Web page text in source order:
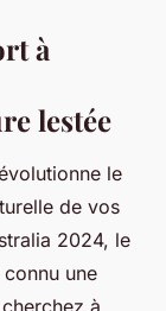
à
lestée
le
de vos
2024, le
une